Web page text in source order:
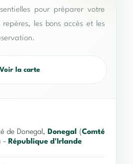
pour préparer votre
les bons accès et les
Voir la carte
de Donegal, Donegal (Comté
- République d'Irlande